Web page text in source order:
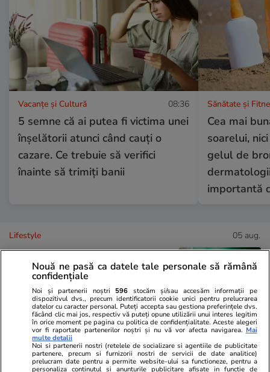
Vacanțe și Cultură 08:36
5 semne că ai putea fi victima unei
înșelătorii atunci când cauți o
cazare. Ce trebuie să verifici
înainte să trimiți banii
Sănătate și
Cea mai
soarelui,
gelul de
importantă
Lifestyle 05 aug.
Cum scapi de țânțarii din
apartament fără insecticid
Lifestyle 01 aug.
Nouă ne pasă ca datele tale personale să rămână
confidențiale
Noi și partenerii noștri 596 stocăm și/sau accesăm informații pe
dispozitivul dvs., precum identificatorii cookie unici pentru prelucrarea
datelor cu caracter personal. Puteți accepta sau gestiona preferințele dvs.
făcând clic mai jos, respectiv vă puteți opune utilizării unui interes legitim
în orice moment pe pagina cu politica de confidențialitate. Aceste alegeri
vor fi raportate partenerilor noștri și nu vă vor afecta navigarea. Mai
multe detalii
Noi si partenerii nostri (retelele de socializare si agentiile de publicitate
partenere, precum si furnizorii nostri de servicii de date analitice)
prelucram date pentru a permite website-ului sa functioneze, pentru a
personaliza continutul si anunturile publicitare afisate in functie de